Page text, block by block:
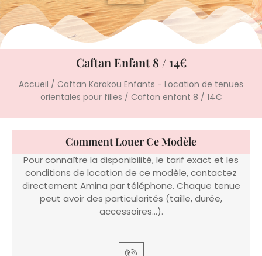
Caftan Enfant 8 / 14€
Accueil / Caftan Karakou Enfants - Location de tenues
orientales pour filles / Caftan enfant 8 / 14€
Comment Louer Ce Modèle
Pour connaître la disponibilité, le tarif exact et les
conditions de location de ce modèle, contactez
directement Amina par téléphone. Chaque tenue
peut avoir des particularités (taille, durée,
accessoires…).